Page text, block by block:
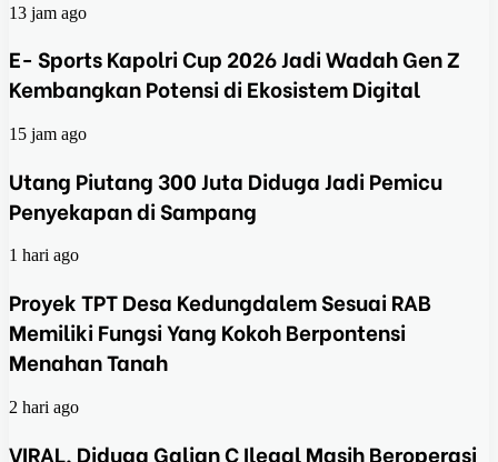
13 jam ago
E- Sports Kapolri Cup 2026 Jadi Wadah Gen Z
Kembangkan Potensi di Ekosistem Digital
15 jam ago
Utang Piutang 300 Juta Diduga Jadi Pemicu
Penyekapan di Sampang
1 hari ago
Proyek TPT Desa Kedungdalem Sesuai RAB
Memiliki Fungsi Yang Kokoh Berpontensi
Menahan Tanah
2 hari ago
VIRAL, Diduga Galian C Ilegal Masih Beroperasi